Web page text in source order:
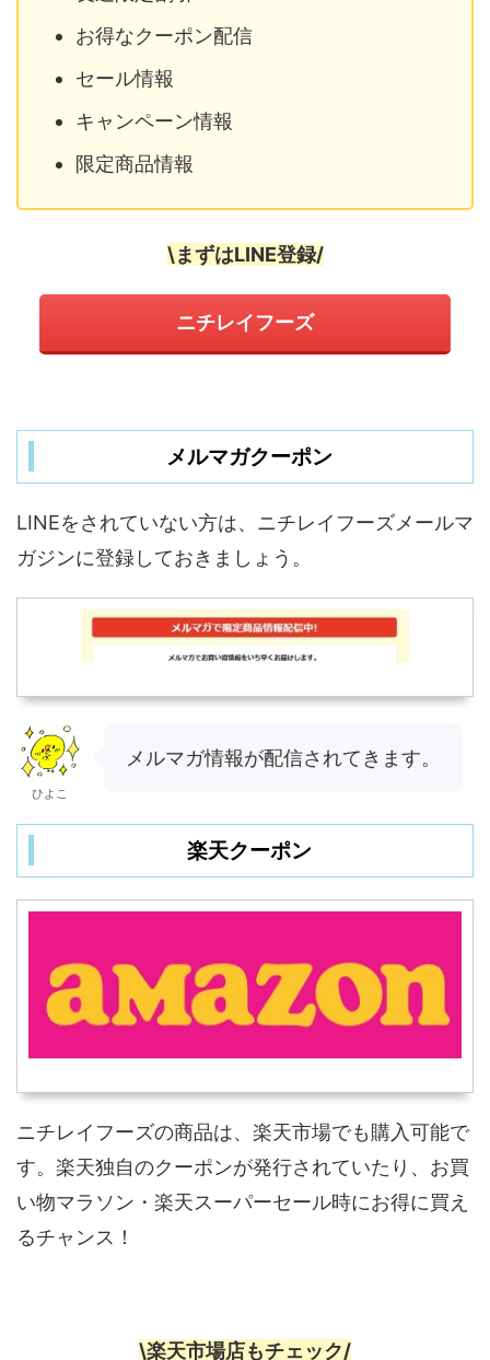
お得なクーポン配信
セール情報
キャンペーン情報
限定商品情報
\まずはLINE登録/
ニチレイフーズ
メルマガクーポン
LINEをされていない方は、ニチレイフーズメールマ
ガジンに登録しておきましょう。
ひよこ
メルマガ情報が配信されてきます。
楽天クーポン
ニチレイフーズの商品は、楽天市場でも購入可能で
す。楽天独自のクーポンが発行されていたり、お買
い物マラソン・楽天スーパーセール時にお得に買え
るチャンス！
\楽天市場店もチェック/